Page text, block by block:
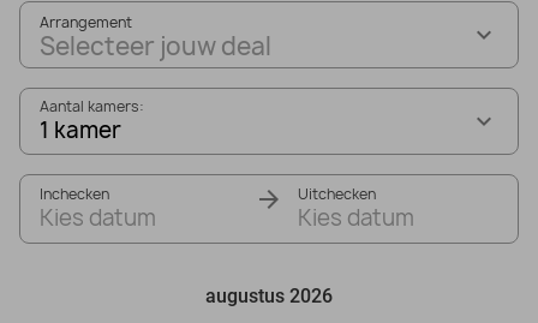
Arrangement
Selecteer jouw deal
Aantal kamers:
1 kamer
Inchecken
Kies datum
Uitchecken
Kies datum
augustus 2026